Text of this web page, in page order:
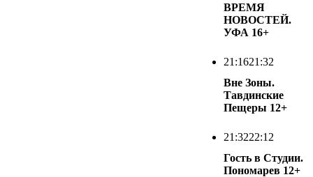
ВРЕМЯ
НОВОСТЕЙ.
УФА 16+
21:1621:32
Вне Зоны.
Тавдинские
Пещеры 12+
21:3222:12
Гость в Студии.
Пономарев 12+